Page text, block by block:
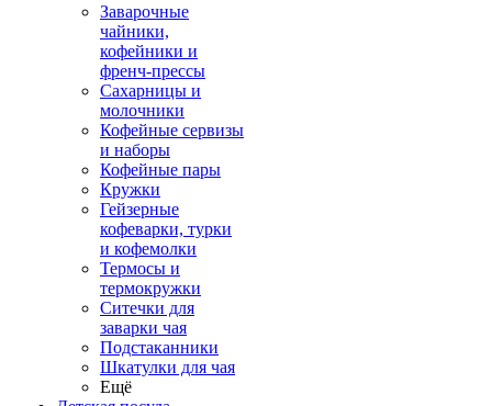
Заварочные
чайники,
кофейники и
френч-прессы
Сахарницы и
молочники
Кофейные сервизы
и наборы
Кофейные пары
Кружки
Гейзерные
кофеварки, турки
и кофемолки
Термосы и
термокружки
Ситечки для
заварки чая
Подстаканники
Шкатулки для чая
Ещё